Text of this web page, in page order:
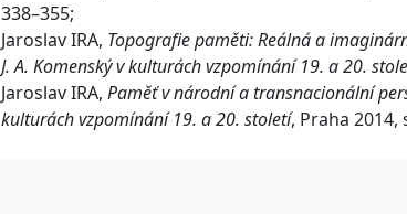
338–355;
Jaroslav IRA, Topografie paměti: Reálná a
J. A. Komenský v kulturách vzpomínání 19. a 20.
Jaroslav IRA, Paměť v národní a transnacionální
kulturách vzpomínání 19. a 20. století, Praha 2014,